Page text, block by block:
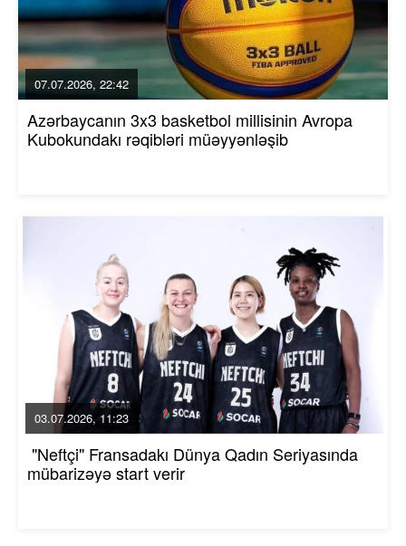
07.07.2026, 22:42
Azərbaycanın 3x3 basketbol millisinin Avropa
Kubokundakı rəqibləri müəyyənləşib
03.07.2026, 11:23
"Neftçi" Fransadakı Dünya Qadın Seriyasında
mübarizəyə start verir